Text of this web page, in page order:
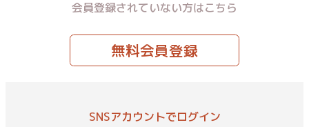
会員登録されていない方はこちら
無料会員登録
SNSアカウントでログイン